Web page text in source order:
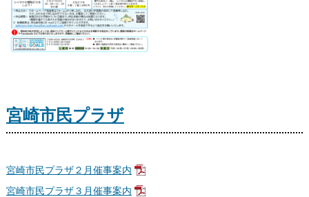
宮崎市民プラザ
宮崎市民プラザ２月催事案内
宮崎市民プラザ３月催事案内